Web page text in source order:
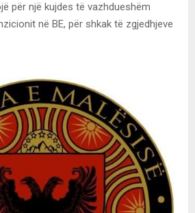
për një kujdes të vazhdueshëm
në BE, për shkak të zgjedhjeve